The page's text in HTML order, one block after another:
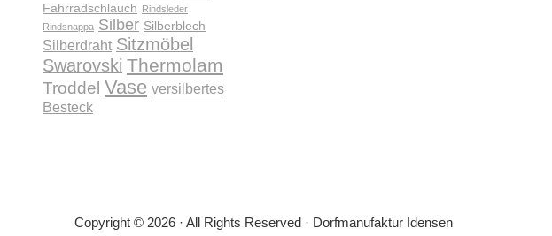
Fahrradschlauch Rindsleder
Rindsnappa Silber Silberblech
Silberdraht Sitzmöbel
Swarovski Thermolam
Troddel Vase versilbertes
Besteck
Copyright © 2026 · All Rights Reserved · Dorfmanufaktur Idensen